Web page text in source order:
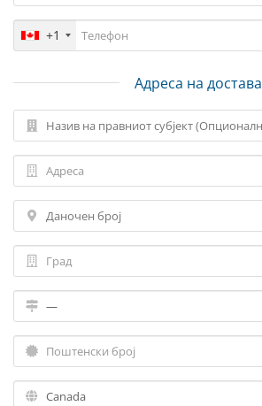
+1
Адреса на достава